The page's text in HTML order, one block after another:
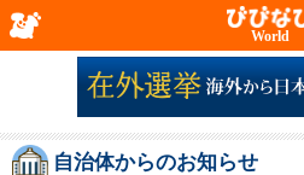
World
自治体からのお知らせ